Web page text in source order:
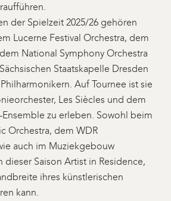
der Spielzeit 2025/26 gehören
Lucerne Festival Orchestra, dem
National Symphony Orchestra
Staatskapelle Dresden
Auf Tournee ist sie
Les Siècles und dem
Ensemble zu erleben. Sowohl beim
Orchestra, dem WDR
auch im Muziekgebouw
dieser Saison Artist in Residence,
ihres künstlerischen
kann.